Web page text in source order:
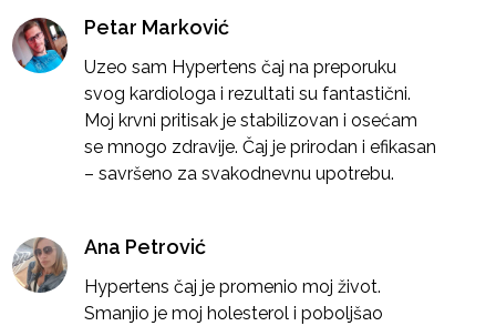
Petar Marković
Uzeo sam Hypertens čaj na preporuku
svog kardiologa i rezultati su fantastični.
Moj krvni pritisak je stabilizovan i osećam
se mnogo zdravije. Čaj je prirodan i efikasan
– savršeno za svakodnevnu upotrebu.
Ana Petrović
Hypertens čaj je promenio moj život.
Smanjio je moj holesterol i poboljšao